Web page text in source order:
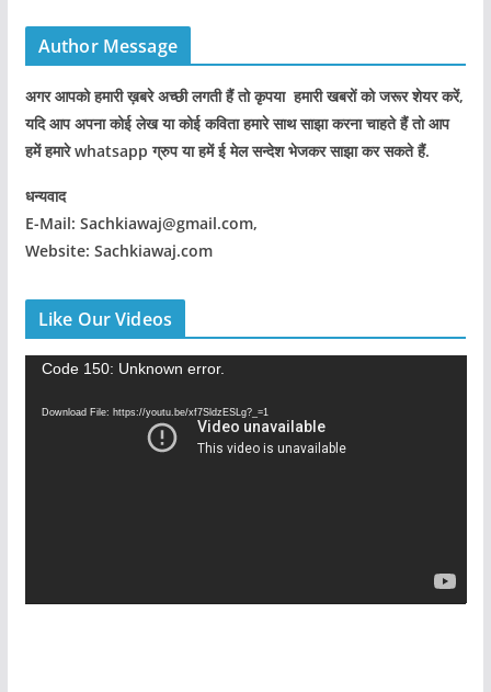
Author Message
अगर आपको हमारी ख़बरे अच्छी लगती हैं तो कृपया हमारी खबरों को जरूर शेयर करें,
यदि आप अपना कोई लेख या कोई कविता हमारे साथ साझा करना चाहते हैं तो आप
हमें हमारे whatsapp ग्रुप या हमें ई मेल सन्देश भेजकर साझा कर सकते हैं.
धन्यवाद
E-Mail: Sachkiawaj@gmail.com,
Website: Sachkiawaj.com
Like Our Videos
Code 150: Unknown error.
Download File: https://youtu.be/xf7SldzESLg?_=1